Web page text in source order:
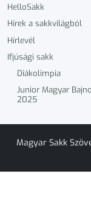
HelloSakk
Hírek a sakkvilágból
Hírlevél
Ifjúsági sakk
Diákolimpia
Junior Magyar
2025
Magyar Sakk